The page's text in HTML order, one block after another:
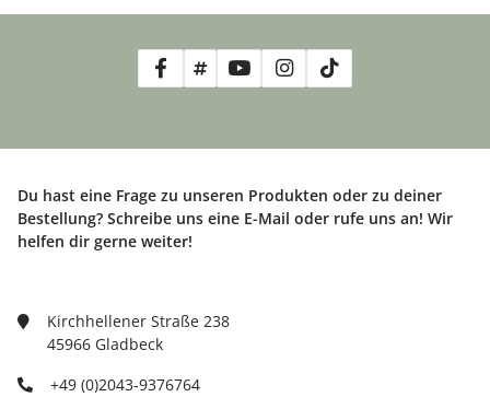
Du hast eine Frage zu unseren Produkten oder zu deiner
Bestellung? Schreibe uns eine E-Mail oder rufe uns an! Wir
helfen dir gerne weiter!
Kirchhellener Straße 238
45966 Gladbeck
+49 (0)2043-9376764